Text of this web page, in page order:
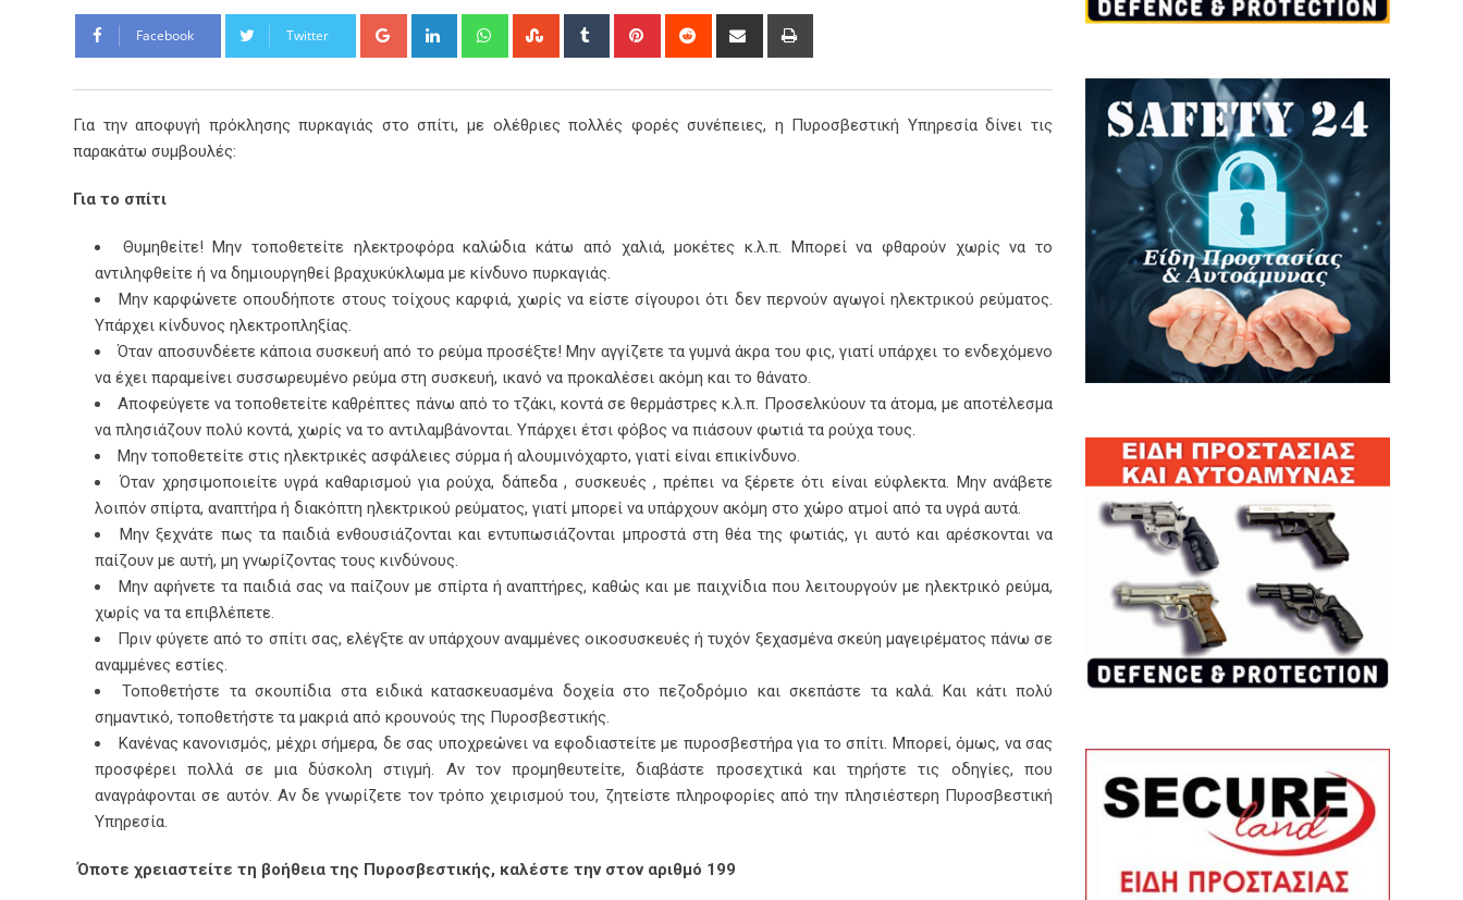
Facebook Twitter Google+ LinkedIn WhatsappStumbleUpon
Tumblr Pinterest Reddit
Share
Για την αποφυγή πρόκλησης πυρκαγιάς στο σπίτι, με ολέθριες πολλές φορές συνέπειες, η Πυροσβεστική Υπηρεσία δίνει τις
παρακάτω συμβουλές:
Για το σπίτι
Θυμηθείτε! Μην τοποθετείτε ηλεκτροφόρα καλώδια κάτω από χαλιά, μοκέτες κ.λ.π. Μπορεί να φθαρούν χωρίς να το
αντιληφθείτε ή να δημιουργηθεί βραχυκύκλωμα με κίνδυνο πυρκαγιάς.
Μην καρφώνετε οπουδήποτε στους τοίχους καρφιά, χωρίς να είστε σίγουροι ότι δεν περνούν αγωγοί ηλεκτρικού ρεύματος.
Υπάρχει κίνδυνος ηλεκτροπληξίας.
Όταν αποσυνδέετε κάποια συσκευή από το ρεύμα προσέξτε! Μην αγγίζετε τα γυμνά άκρα του φις, γιατί υπάρχει το ενδεχόμενο
να έχει παραμείνει συσσωρευμένο ρεύμα στη συσκευή, ικανό να προκαλέσει ακόμη και το θάνατο.
Αποφεύγετε να τοποθετείτε καθρέπτες πάνω από το τζάκι, κοντά σε θερμάστρες κ.λ.π. Προσελκύουν τα άτομα, με αποτέλεσμα
να πλησιάζουν πολύ κοντά, χωρίς να το αντιλαμβάνονται. Υπάρχει έτσι φόβος να πιάσουν φωτιά τα ρούχα τους.
Μην τοποθετείτε στις ηλεκτρικές ασφάλειες σύρμα ή αλουμινόχαρτο, γιατί είναι επικίνδυνο.
Όταν χρησιμοποιείτε υγρά καθαρισμού για ρούχα, δάπεδα , συσκευές , πρέπει να ξέρετε ότι είναι εύφλεκτα. Μην ανάβετε
λοιπόν σπίρτα, αναπτήρα ή διακόπτη ηλεκτρικού ρεύματος, γιατί μπορεί να υπάρχουν ακόμη στο χώρο ατμοί από τα υγρά αυτά.
Μην ξεχνάτε πως τα παιδιά ενθουσιάζονται και εντυπωσιάζονται μπροστά στη θέα της φωτιάς, γι αυτό και αρέσκονται να
παίζουν με αυτή, μη γνωρίζοντας τους κινδύνους.
Μην αφήνετε τα παιδιά σας να παίζουν με σπίρτα ή αναπτήρες, καθώς και με παιχνίδια που λειτουργούν με ηλεκτρικό ρεύμα,
χωρίς να τα επιβλέπετε.
Πριν φύγετε από το σπίτι σας, ελέγξτε αν υπάρχουν αναμμένες οικοσυσκευές ή τυχόν ξεχασμένα σκεύη μαγειρέματος πάνω σε
αναμμένες εστίες.
Τοποθετήστε τα σκουπίδια στα ειδικά κατασκευασμένα δοχεία στο πεζοδρόμιο και σκεπάστε τα καλά. Και κάτι πολύ
σημαντικό, τοποθετήστε τα μακριά από κρουνούς της Πυροσβεστικής.
Κανένας κανονισμός, μέχρι σήμερα, δε σας υποχρεώνει να εφοδιαστείτε με πυροσβεστήρα για το σπίτι. Μπορεί, όμως, να σας
προσφέρει πολλά σε μια δύσκολη στιγμή. Αν τον προμηθευτείτε, διαβάστε προσεχτικά και τηρήστε τις οδηγίες, που
αναγράφονται σε αυτόν. Αν δε γνωρίζετε τον τρόπο χειρισμού του, ζητείστε πληροφορίες από την πλησιέστερη Πυροσβεστική
Υπηρεσία.
Όποτε χρειαστείτε τη βοήθεια της Πυροσβεστικής, καλέστε την στον αριθμό 199